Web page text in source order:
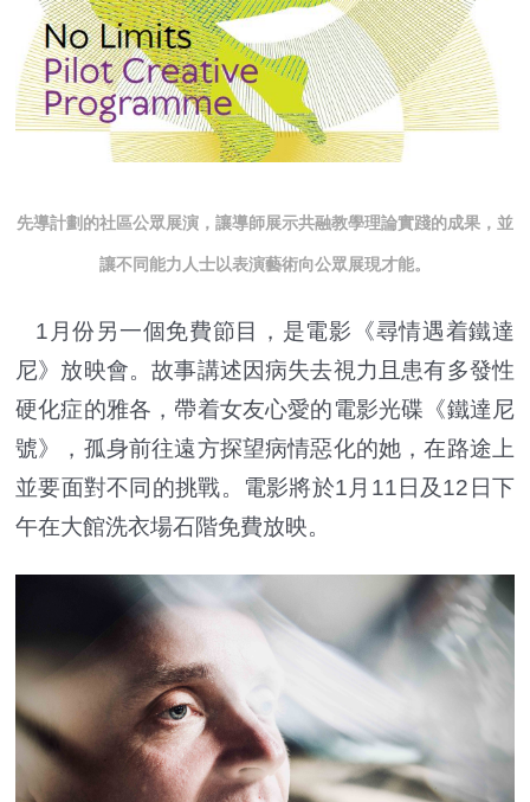
先導計劃的社區公眾展演，讓導師展示共融教學理論實踐的成果，並
讓不同能力人士以表演藝術向公眾展現才能。
1月份另一個免費節目，是電影《尋情遇着鐵達
尼》放映會。故事講述因病失去視力且患有多發性
硬化症的雅各，帶着女友心愛的電影光碟《鐵達尼
號》，孤身前往遠方探望病情惡化的她，在路途上
並要面對不同的挑戰。電影將於1月11日及12日下
午在大館洗衣場石階免費放映。